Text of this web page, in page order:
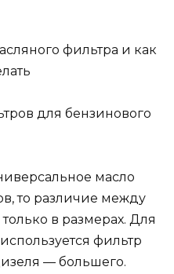
для бензинового
масло
то различие между
в размерах. Для
фильтр
— большего.